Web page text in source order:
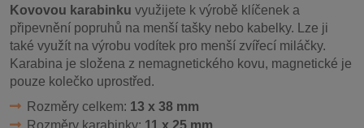
Kovovou karabinku využijete k výrobě klíčenek a
připevnění popruhů na menší tašky nebo kabelky. Lze ji
také využít na výrobu vodítek pro menší zvířecí miláčky.
Karabina je složena z nemagnetického kovu, magnetické je
pouze kolečko uprostřed.
Rozměry celkem: 13 x 38 mm